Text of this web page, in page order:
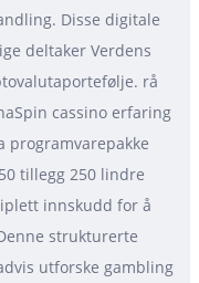
Disse digitale
deltaker Verdens
rå
cassino erfaring
programvarepakke
tillegg 250 lindre
innskudd for å
strukturerte
utforske gambling